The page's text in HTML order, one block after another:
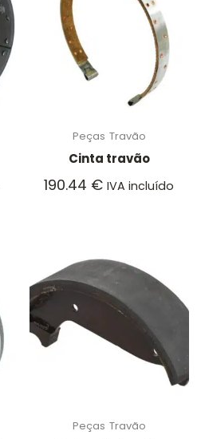
Peças Travão
Cinta travão
190.44 € IVA incluído
Peças Travão